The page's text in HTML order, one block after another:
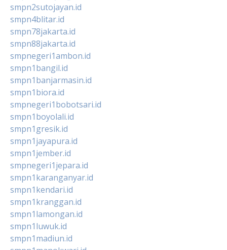
smpn2sutojayan.id
smpn4blitar.id
smpn78jakarta.id
smpn88jakarta.id
smpnegeri1ambon.id
smpn1bangil.id
smpn1banjarmasin.id
smpn1biora.id
smpnegeri1bobotsari.id
smpn1boyolali.id
smpn1gresik.id
smpn1jayapura.id
smpn1jember.id
smpnegeri1jepara.id
smpn1karanganyar.id
smpn1kendari.id
smpn1kranggan.id
smpn1lamongan.id
smpn1luwuk.id
smpn1madiun.id